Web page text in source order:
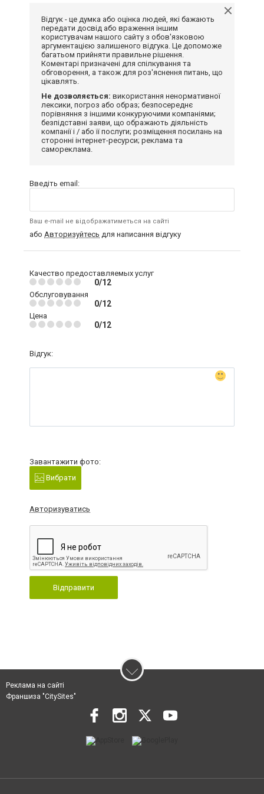
Відгук - це думка або оцінка людей, які бажають
передати досвід або враження іншим
користувачам нашого сайту з обов'язковою
аргументацією залишеного відгука. Це допоможе
багатьом прийняти правильне рішення.
Коментарі призначені для спілкування та
обговорення, а також для роз'яснення питань, що
цікавлять.
Не дозволяється: використання ненормативної
лексики, погроз або образ; безпосереднє
порівняння з іншими конкуруючими компаніями;
безпідставні заяви, що ображають діяльність
компанії і / або її послуги; розміщення посилань на
сторонні інтернет-ресурси; реклама та
самореклама.
Введіть email:
Ваш e-mail не відображатиметься на сайті
або Авторизуйтесь для написання відгуку
Качество предоставляемых услуг
0/12
Обслуговування
0/12
Цена
0/12
Відгук:
Завантажити фото:
Вибрати
Авторизуватись
Відправити
Реклама на сайті
Франшиза "CitySites"